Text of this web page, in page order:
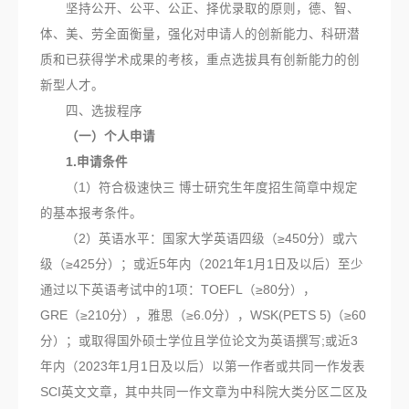
坚持公开、公平、公正、择优录取的原则，德、智、
体、美、劳全面衡量，强化对申请人的创新能力、科研潜
质和已获得学术成果的考核，重点选拔具有创新能力的创
新型人才。
四、选拔程序
（一）个人申请
1.申请条件
（1）符合极速快三 博士研究生年度招生简章中规定
的基本报考条件。
（2）英语水平：国家大学英语四级（≥450分）或六
级（≥425分）；或近5年内（2021年1月1日及以后）至少
通过以下英语考试中的1项：TOEFL（≥80分），
GRE（≥210分），雅思（≥6.0分），WSK(PETS 5)（≥60
分）；或取得国外硕士学位且学位论文为英语撰写;或近3
年内（2023年1月1日及以后）以第一作者或共同一作发表
SCI英文文章，其中共同一作文章为中科院大类分区二区及